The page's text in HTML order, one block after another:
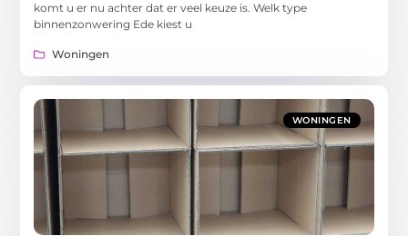
komt u er nu achter dat er veel keuze is. Welk type
binnenzonwering Ede kiest u
Woningen
WONINGEN